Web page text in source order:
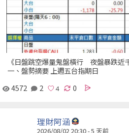
《日盤跳空爆量鬼盤橫行 夜盤暴跌近
一、盤勢摘要 上週五台指期日
4572
2 0
理財阿涵
2026/08/02 20:30 - 5 天前